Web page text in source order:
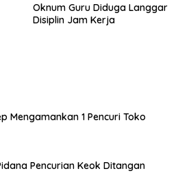
Oknum Guru Diduga Langgar
Disiplin Jam Kerja
Mengamankan 1 Pencuri Toko
Pencurian Keok Ditangan